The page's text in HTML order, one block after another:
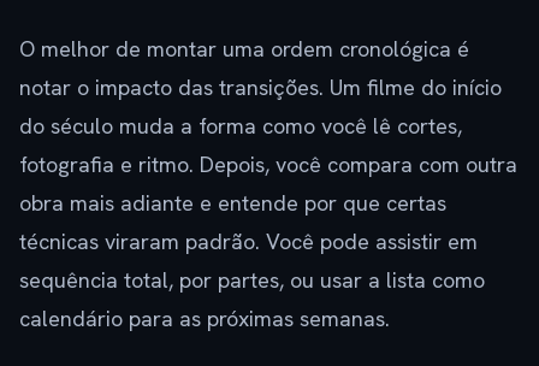
O melhor de montar uma ordem cronológica é
notar o impacto das transições. Um filme do início
do século muda a forma como você lê cortes,
fotografia e ritmo. Depois, você compara com outra
obra mais adiante e entende por que certas
técnicas viraram padrão. Você pode assistir em
sequência total, por partes, ou usar a lista como
calendário para as próximas semanas.